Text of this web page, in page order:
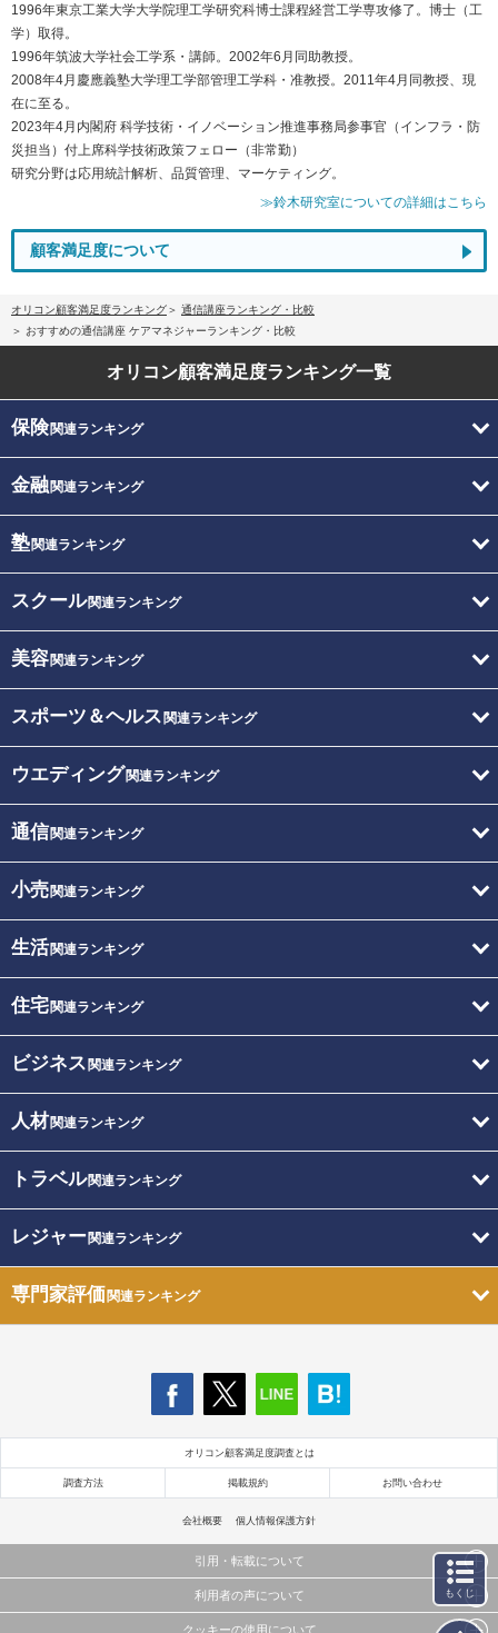
1996年東京工業大学大学院理工学研究科博士課程経営工学専攻修了。博士（工
学）取得。
1996年筑波大学社会工学系・講師。2002年6月同助教授。
2008年4月慶應義塾大学理工学部管理工学科・准教授。2011年4月同教授、現
在に至る。
2023年4月内閣府 科学技術・イノベーション推進事務局参事官（インフラ・防
災担当）付上席科学技術政策フェロー（非常勤）
研究分野は応用統計解析、品質管理、マーケティング。
≫鈴木研究室についての詳細はこちら
顧客満足度について
オリコン顧客満足度ランキング
通信講座ランキング・比較
おすすめの通信講座 ケアマネジャーランキング・比較
オリコン顧客満足度ランキング一覧
保険関連ランキング
金融関連ランキング
塾関連ランキング
スクール関連ランキング
美容関連ランキング
スポーツ＆ヘルス 関連ランキング
ウエディング関連ランキング
通信関連ランキング
小売関連ランキング
生活関連ランキング
住宅関連ランキング
ビジネス 関連ランキング
人材関連ランキング
トラベル関連ランキング
レジャー関連ランキング
専門家評価関連ランキング
オリコン顧客満足度調査とは
調査方法 掲載規約 お問い合わせ
会社概要 個人情報保護方針
引用・転載について
当サイトで公開されている情報（文字、写真、イラスト、画像データ等）及びこれらの配置・
利用者の声について
クッキーの使用について
もくじ